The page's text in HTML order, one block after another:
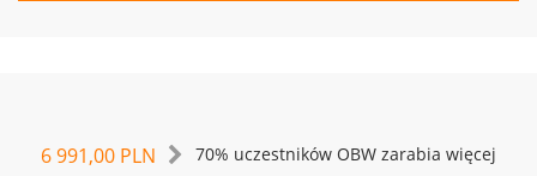
6 991,00 PLN 70% uczestników OBW zarabia więcej